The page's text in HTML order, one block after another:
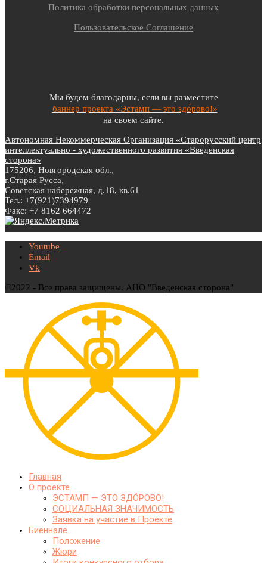
Политика обработки персональных данных
Пользовательское Соглашение
Мы будем благодарны, если вы разместите
баннер проекта «Эстамп — это здо́рово!»
на своем сайте.
Автономная Некоммерческая Организация «Старорусский центр
интеллектуально - художественного развития «Введенская
сторона»
175206, Новгородская обл.,
г.Старая Русса,
Советская набережная, д.18, кв.61
Тел.: +7(921)7394979
Факс: +7 8162 664472
Youtube
Email
Vk
©2022 - Все права защищены. АНО "Введенская сторона"
Главная
О проекте
ЭСТАМП — ЭТО ЗДО́РОВО!
СОЦИАЛЬНАЯ ЗНАЧИМОСТЬ
Заявка на участие в Проекте
Биеннале
Положение
Жюри